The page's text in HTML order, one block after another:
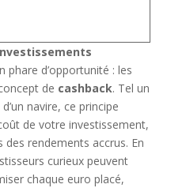
phare d’opportunité : les
de cashback. Tel un
navire, ce principe
de votre investissement,
rendements accrus. En
curieux peuvent
chaque euro placé,